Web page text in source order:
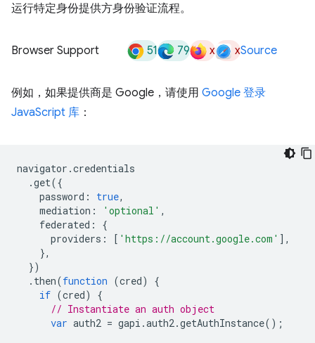
运行特定身份提供方身份验证流程。
Browser Support 51 79 x xSource
例如，如果提供商是 Google，请使用 Google 登录
JavaScript 库 ：
navigator .credentials
.get({
password : true,
mediation : 'optional' ,
federated :
{
providers : [ 'https://account.google.com' ],
},
})
. then(function (cred)
{
if (cred)
{
// Instantiate an auth object
var auth2 = gapi .auth2.getAuthInstance();